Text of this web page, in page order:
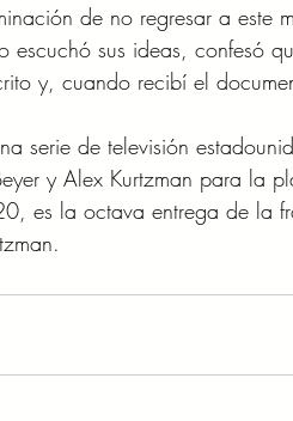
de no regresar a este
escuchó sus ideas, confesó
y, cuando recibí el
serie de televisión
y Alex Kurtzman para la
es la octava entrega de la